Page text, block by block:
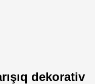
dekorativ